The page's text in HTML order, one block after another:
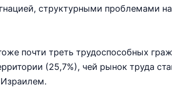
структурными проблемами
почти треть трудоспособных
(25,7%), чей рынок труда